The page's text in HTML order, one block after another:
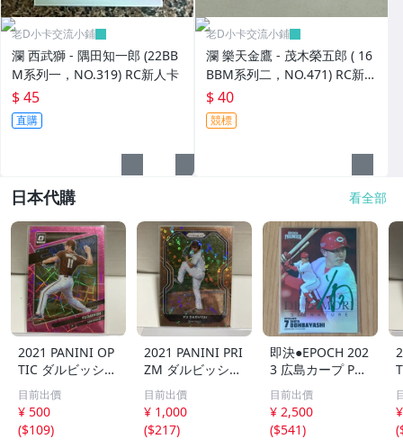
老D小卡交流小鋪
瀾 西武獅 - 隅田知一郎 (22BB
M系列一，NO.319) RC新人卡
$ 45
直購
老D小卡交流小鋪
瀾 樂天金鷹 - 茂木榮五郎 ( 16
BBM系列二，NO.471) RC新人
卡
$ 40
競標
日本代購 看全部
2021 PANINI OP
TIC ダルビッシュ
有 249枚限定
シリアルカード
パドレス
目前出價
¥ 500
($109)
2021 PANINI PRI
ZM ダルビッシュ
有 40枚限定
シリアルカード
パドレス
目前出價
¥ 1,000
($217)
即決●EPOCH 202
3 広島カープ PRE
MIER EDITION
堂林翔太 /5枚限
定 デコモリ緑箔
サインカード #D
目前出價
¥ 2,500
($541)
(